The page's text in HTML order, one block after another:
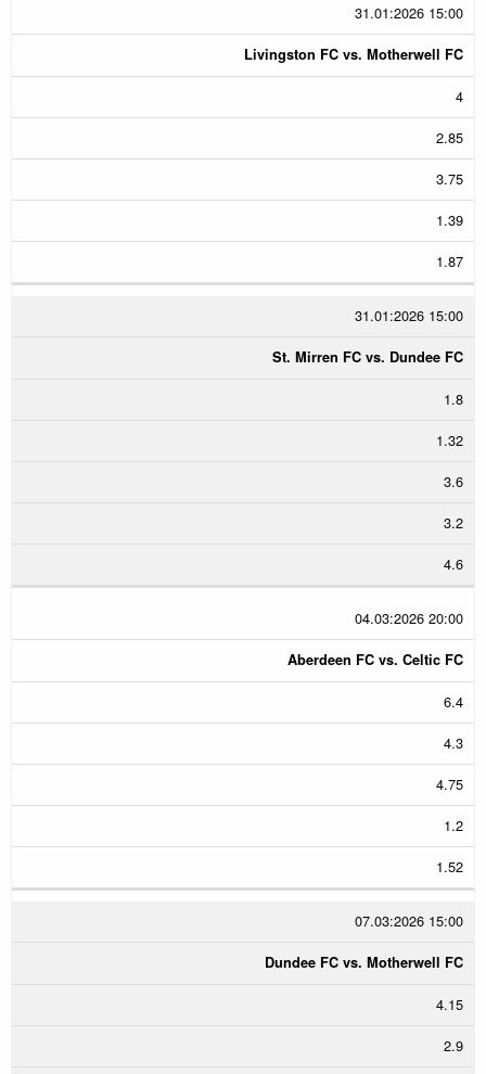
31.01:2026 15:00
Livingston FC vs. Motherwell FC
4
2.85
3.75
1.39
1.87
31.01:2026 15:00
St. Mirren FC vs. Dundee FC
1.8
1.32
3.6
3.2
4.6
04.03:2026 20:00
Aberdeen FC vs. Celtic FC
6.4
4.3
4.75
1.2
1.52
07.03:2026 15:00
Dundee FC vs. Motherwell FC
4.15
2.9